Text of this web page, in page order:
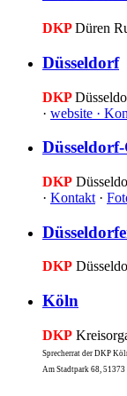
DKPDüren
Düsseldorf
DKP
· website ·
DKP
· Kontakt ·
DKP
Köln
DKP
Sprecherrat der DKP
Am Stadtpark 68,